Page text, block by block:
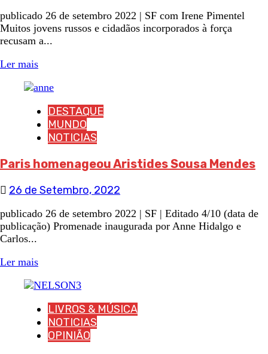
publicado 26 de setembro 2022 | SF com Irene Pimentel
Muitos jovens russos e cidadãos incorporados à força
recusam a...
Ler mais
DESTAQUE
MUNDO
NOTICIAS
Paris homenageou Aristides Sousa Mendes
26 de Setembro, 2022
publicado 26 de setembro 2022 | SF | Editado 4/10 (data de
publicação) Promenade inaugurada por Anne Hidalgo e
Carlos...
Ler mais
LIVROS & MÚSICA
NOTICIAS
OPINIÃO